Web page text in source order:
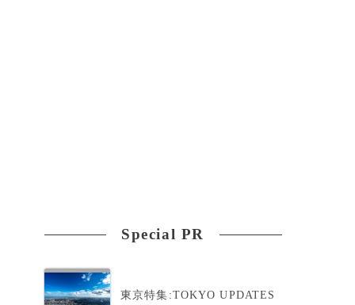
Special PR
東京特集:TOKYO UPDATES